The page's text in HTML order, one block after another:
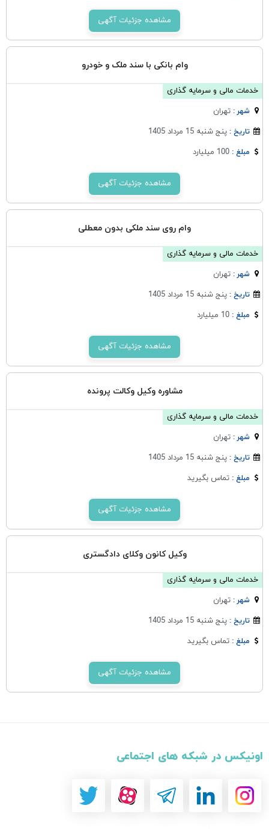
مشاهده جزئیات آگهی
وام بانکی با سند ملک و خودرو
خدمات مالی و سرمایه گذاری
شهر :تهران
تاریخ :پنج شنبه 15 مرداد 1405
مبلغ :100 میلیارد
مشاهده جزئیات آگهی
وام روی سند ملکی بدون معطلی
خدمات مالی و سرمایه گذاری
شهر :تهران
تاریخ :پنج شنبه 15 مرداد 1405
مبلغ :10 میلیارد
مشاهده جزئیات آگهی
مشاوره وکیل وکالت پرونده
خدمات مالی و سرمایه گذاری
شهر :تهران
تاریخ :پنج شنبه 15 مرداد 1405
مبلغ :تماس بگیرید
مشاهده جزئیات آگهی
وکیل کانون وکلای دادگستری
خدمات مالی و سرمایه گذاری
شهر :تهران
تاریخ :پنج شنبه 15 مرداد 1405
مبلغ :تماس بگیرید
مشاهده جزئیات آگهی
اونیکس در شبکه های اجتماعی